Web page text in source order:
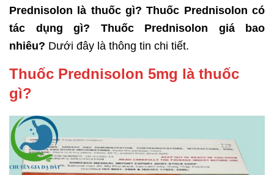
Prednisolon là thuốc gì? Thuốc Prednisolon có
tác dụng gì? Thuốc Prednisolon giá bao
nhiêu? Dưới đây là thông tin chi tiết.
Thuốc Prednisolon 5mg là thuốc
gì?